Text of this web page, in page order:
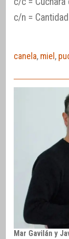
c/n =
canela, miel ,
Mar Gavilán y